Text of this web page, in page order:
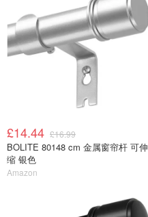
£14.44 £16.99
BOLITE 80148 cm 金属窗帘杆 可伸
缩 银色
Amazon